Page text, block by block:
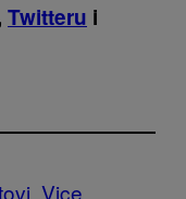
Twitteru i
Vice